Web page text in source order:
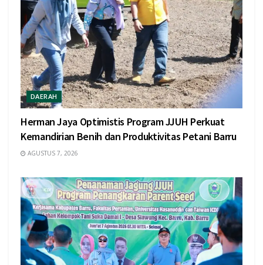
DAERAH
Herman Jaya Optimistis Program JJUH Perkuat
Kemandirian Benih dan Produktivitas Petani Barru
AGUSTUS 7, 2026